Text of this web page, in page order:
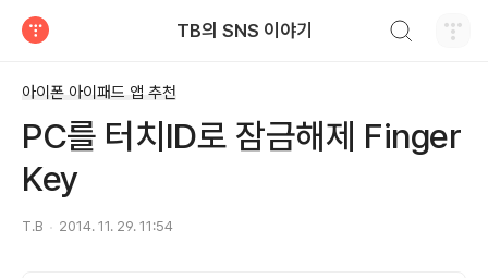
TB의 SNS 이야기
아이폰 아이패드 앱 추천
PC를 터치ID로 잠금해제 Finger
Key
T.B 2014. 11. 29. 11:54